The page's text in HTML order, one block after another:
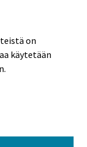
on
käytetään